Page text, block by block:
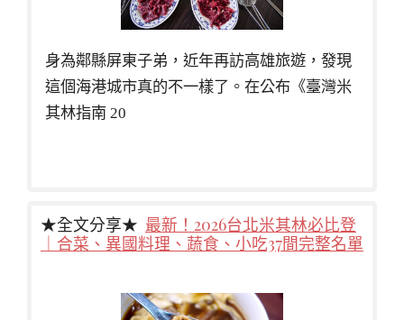
身為鄰縣屏東子弟，近年再訪高雄旅遊，發現
這個海港城市真的不一樣了。在公布《臺灣米
其林指南 20
★全文分享★ 最新！2026台北米其林必比登
｜合菜、異國料理、蔬食、小吃37間完整名單